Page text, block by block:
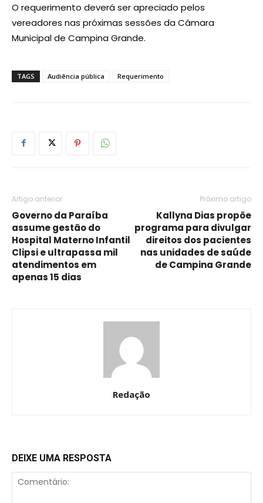
O requerimento deverá ser apreciado pelos
vereadores nas próximas sessões da Câmara
Municipal de Campina Grande.
TAGS Audiência pública Requerimento
Artigo anterior
Governo da Paraíba
assume gestão do
Hospital Materno Infantil
Clipsi e ultrapassa mil
atendimentos em
apenas 15 dias
Próximo artigo
Kallyna Dias propõe
programa para divulgar
direitos dos pacientes
nas unidades de saúde
de Campina Grande
Redação
DEIXE UMA RESPOSTA